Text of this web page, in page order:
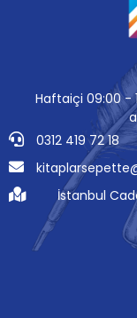
Haftaiçi 09:00 -
0312 419 72 18
İstanbul